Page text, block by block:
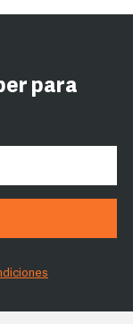
para